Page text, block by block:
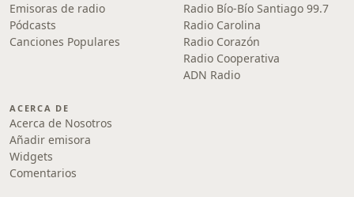
Emisoras de radio
Pódcasts
Canciones Populares
Radio Bío-Bío Santiago 99.7
Radio Carolina
Radio Corazón
Radio Cooperativa
ADN Radio
ACERCA DE
Acerca de Nosotros
Añadir emisora
Widgets
Comentarios